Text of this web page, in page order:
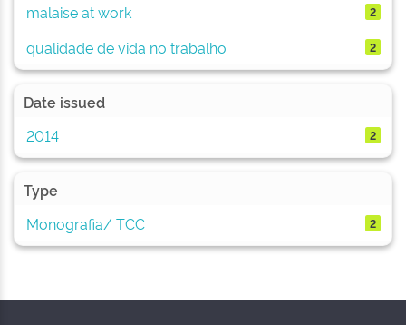
malaise at work 2
qualidade de vida no trabalho 2
Date issued
2014
2
Type
Monografia/ TCC
2